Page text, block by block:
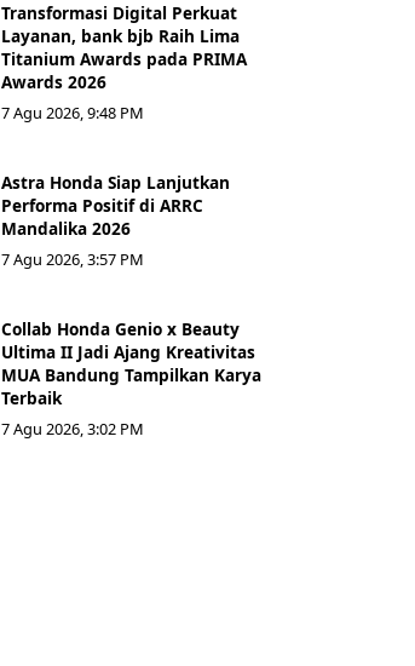
Transformasi Digital Perkuat
Layanan, bank bjb Raih Lima
Titanium Awards pada PRIMA
Awards 2026
7 Agu 2026, 9:48 PM
Astra Honda Siap Lanjutkan
Performa Positif di ARRC
Mandalika 2026
7 Agu 2026, 3:57 PM
Collab Honda Genio x Beauty
Ultima II Jadi Ajang Kreativitas
MUA Bandung Tampilkan Karya
Terbaik
7 Agu 2026, 3:02 PM